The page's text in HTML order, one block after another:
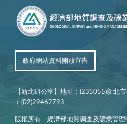
政府網站資料開放宣告
【新北辦公室】地址︰(235055)新北
︰(02)29462793
版權所有 經濟部地質調查及礦業管理